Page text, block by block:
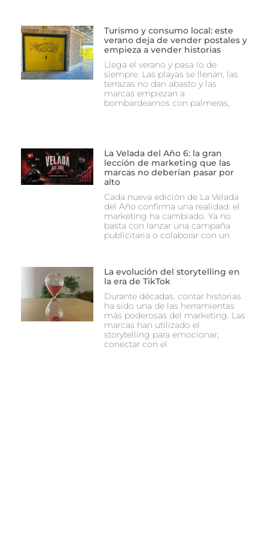
Turismo y consumo local: este
verano deja de vender postales y
empieza a vender historias
Llega el verano y pasa lo de
siempre. Las playas se llenan, las
terrazas no dan abasto y las
marcas empiezan a
bombardearnos con palmeras,
La Velada del Año 6: la gran
lección de marketing que las
marcas no deberían pasar por
alto
Cada nueva edición de La Velada
del Año confirma una realidad: el
marketing ha cambiado. Ya no
basta con lanzar una campaña
publicitaria o colaborar con un
La evolución del storytelling en
la era de TikTok
Durante décadas, contar historias
ha sido una de las herramientas
más poderosas del marketing. Las
marcas han utilizado el
storytelling para emocionar,
conectar con el